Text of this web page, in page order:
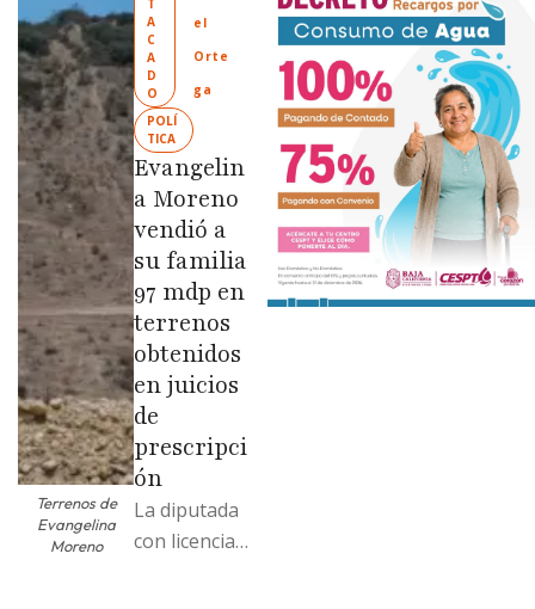
“Tijuana:
Ciudad
Limpia” en
colonias de
las …
Terrenos de
Evangelina
Moreno
T
A
C
A
D
O
POLÍ
TICA
el
Orte
ga
Evangelin
a Moreno
vendió a
su familia
97 mdp en
terrenos
obtenidos
en juicios
de
prescripci
ón
La diputada
con licencia